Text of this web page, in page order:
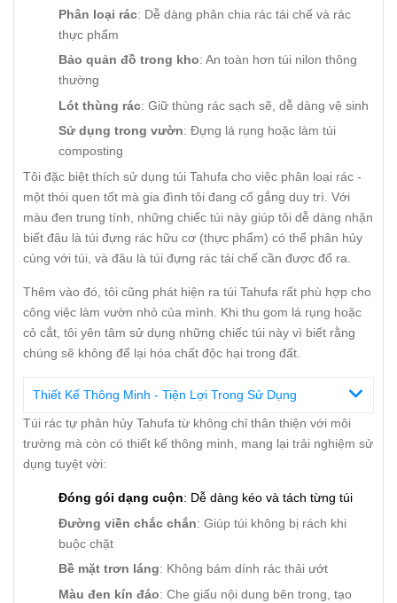
Phân loại rác: Dễ dàng phân chia rác tái chế và rác
thực phẩm
Bảo quản đồ trong kho: An toàn hơn túi nilon thông
thường
Lót thùng rác: Giữ thùng rác sạch sẽ, dễ dàng vệ sinh
Sử dụng trong vườn: Đựng lá rụng hoặc làm túi
composting
Tôi đặc biệt thích sử dụng túi Tahufa cho việc phân loại rác -
một thói quen tốt mà gia đình tôi đang cố gắng duy trì. Với
màu đen trung tính, những chiếc túi này giúp tôi dễ dàng nhận
biết đâu là túi đựng rác hữu cơ (thực phẩm) có thể phân hủy
cùng với túi, và đâu là túi đựng rác tái chế cần được đổ ra.
Thêm vào đó, tôi cũng phát hiện ra túi Tahufa rất phù hợp cho
công việc làm vườn nhỏ của mình. Khi thu gom lá rụng hoặc
cỏ cắt, tôi yên tâm sử dụng những chiếc túi này vì biết rằng
chúng sẽ không để lại hóa chất độc hại trong đất.
Thiết Kế Thông Minh - Tiện Lợi Trong Sử Dụng
Túi rác tự phân hủy Tahufa từ không chỉ thân thiện với môi
trường mà còn có thiết kế thông minh, mang lại trải nghiệm sử
dụng tuyệt vời:
Đóng gói dạng cuộn: Dễ dàng kéo và tách từng túi
Đường viền chắc chắn: Giúp túi không bị rách khi
buộc chặt
Bề mặt trơn láng: Không bám dính rác thải ướt
Màu đen kín đáo: Che giấu nội dung bên trong, tạo